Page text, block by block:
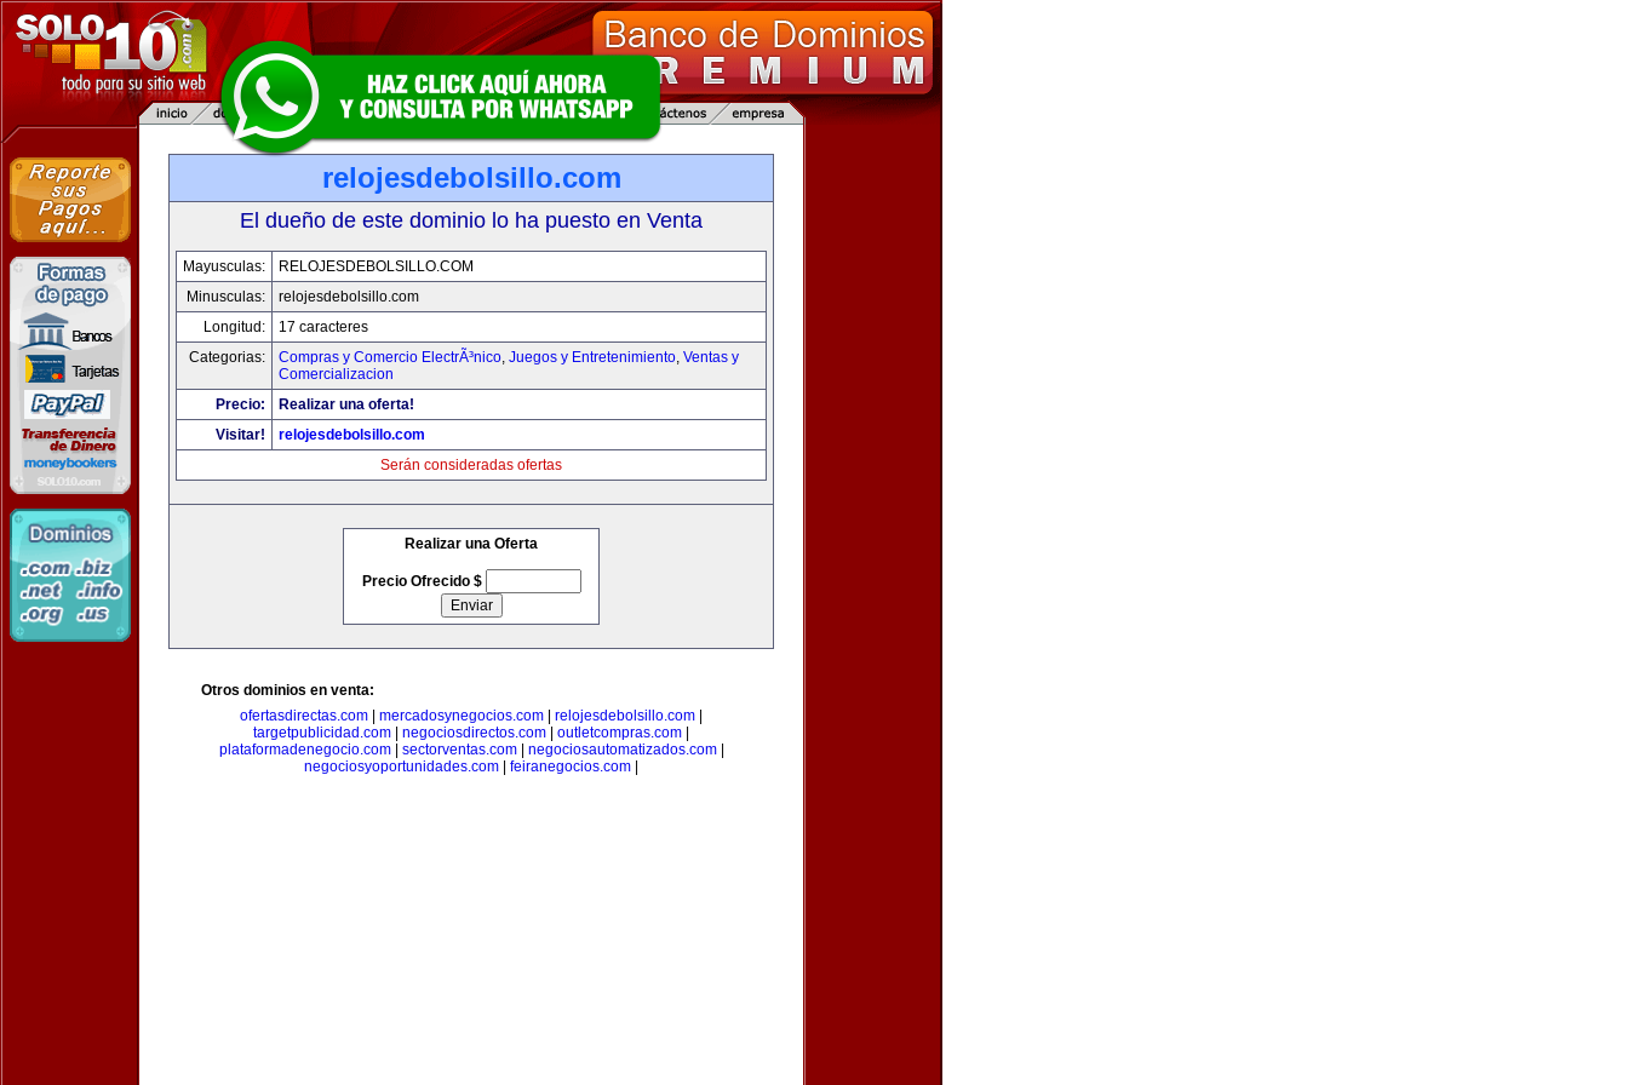
relojesdebolsillo.com
El dueño de este dominio lo ha puesto en Venta
Mayusculas:
RELOJESDEBOLSILLO.COM
Minusculas:
relojesdebolsillo.com
Longitud:
17 caracteres
Categorias:
Compras y Comercio ElectrÃ³nico, Juegos y Entretenimiento, Ventas y
Comercializacion
Precio:
Realizar una oferta!
Visitar!
relojesdebolsillo.com
Serán consideradas ofertas
Realizar una Oferta
Precio Ofrecido $
Otros dominios en venta:
ofertasdirectas.com
mercadosynegocios.com relojesdebolsillo.com
targetpublicidad.com
negociosdirectos.com outletcompras.com
plataformadenegocio.com| sectorventas.com| negociosautomatizados.com|
negociosyoportunidades.com
feiranegocios.com